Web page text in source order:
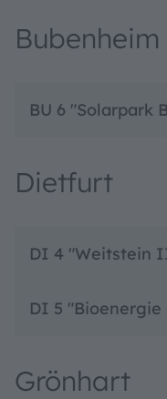
Bubenheim
BU 6 "Solarpark
Dietfurt
DI 4 "Weitstein
DI 5
Grönhart